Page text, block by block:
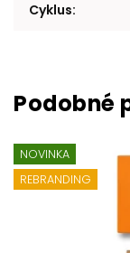
Cyklus:
NOVINKA
REBRANDING